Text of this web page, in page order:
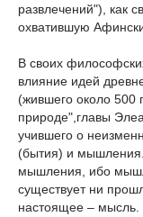
развлечений"), как
охватившую
В своих
влияние идей
(жившего около 500
природе",главы
учившего о
(бытия) и
мышления, ибо
существует ни
настоящее –